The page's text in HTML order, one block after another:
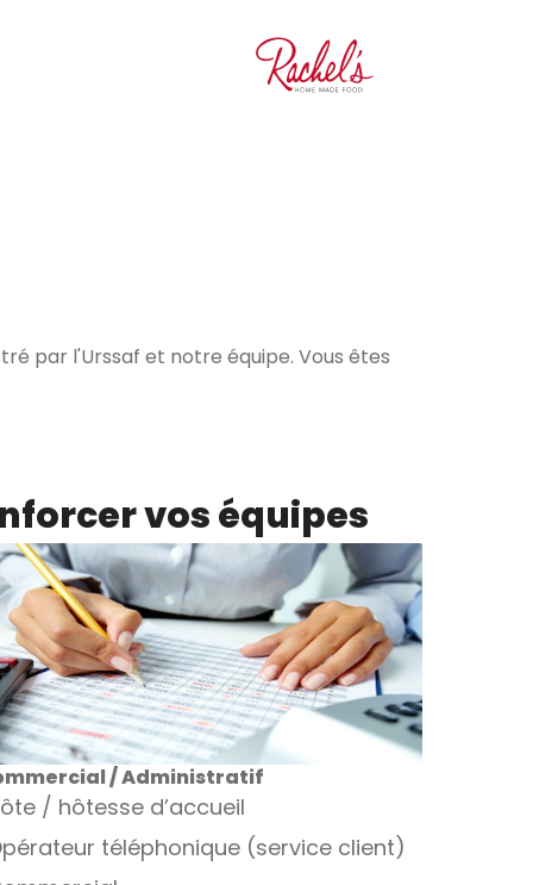
par l'Urssaf et notre équipe. Vous êtes
vos équipes
/ Administratif
/ hôtesse d’accueil
téléphonique (service client)